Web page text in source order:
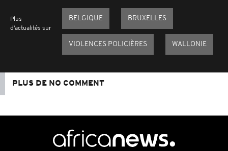
Plus
d'actualités sur
BELGIQUE BRUXELLES
VIOLENCES POLICIÈRES WALLONIE
PLUS DE NO COMMENT